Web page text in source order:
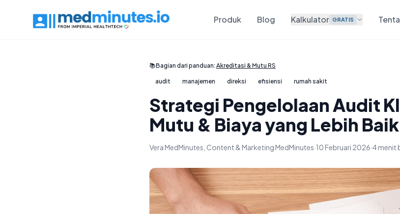
Produk Blog Kalkulator GRATIS
📚Bagian dari panduan: Akreditasi & Mutu RS
audit manajemen direksi efisiensi rumah sakit
Strategi Pengelolaan Audit
Mutu & Biaya yang Lebih Baik
Vera MedMinutes, Content & Marketing MedMinutes·10 Februari 2026·4 menit